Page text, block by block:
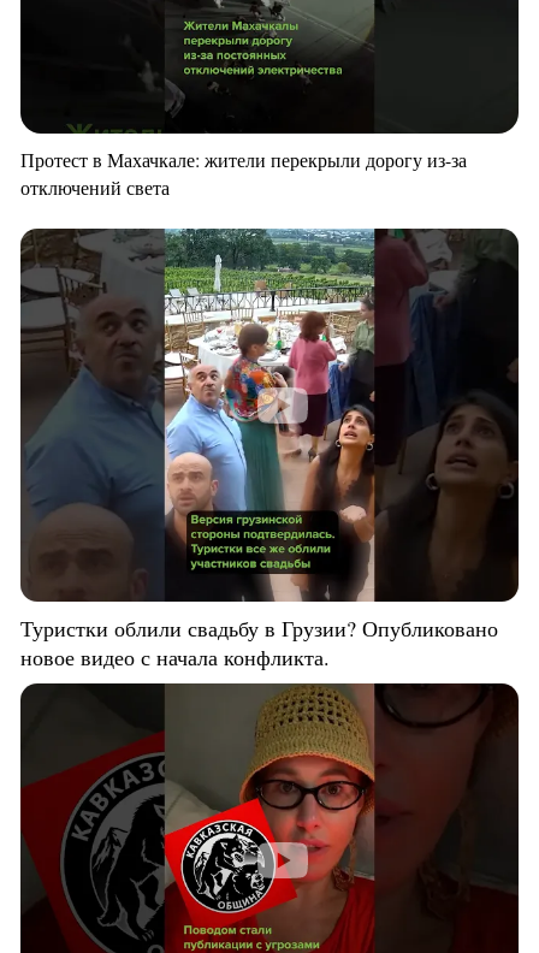
Протест в Махачкале: жители перекрыли дорогу из-за
отключений света
Туристки облили свадьбу в Грузии? Опубликовано
новое видео с начала конфликта.